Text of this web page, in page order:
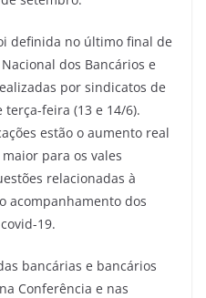
definida no último final de
dos Bancários e
por sindicatos de
feira (13 e 14/6).
estão o aumento real
maior para os vales
relacionadas à
acompanhamento dos
19.
bancárias e bancários
Conferência e nas